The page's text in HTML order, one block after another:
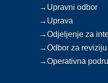
→Upravni odbor
→Uprava
→Odjeljenje za
→Odbor za reviziju
→Operativna